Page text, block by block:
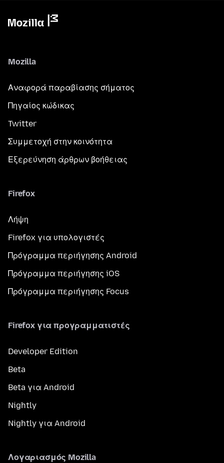
Mozilla
Αναφορά παραβίασης σήματος
Πηγαίος κώδικας
Twitter
Συμμετοχή στην κοινότητα
Εξερεύνηση άρθρων βοήθειας
Firefox
Λήψη
Firefox για υπολογιστές
Πρόγραμμα περιήγησης Android
Πρόγραμμα περιήγησης iOS
Πρόγραμμα περιήγησης Focus
Firefox για προγραμματιστές
Developer Edition
Beta
Beta για Android
Nightly
Nightly για Android
Λογαριασμός Mozilla